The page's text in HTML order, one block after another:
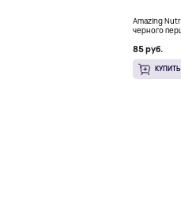
Amazing
черного
85 руб.
КУПИТЬ